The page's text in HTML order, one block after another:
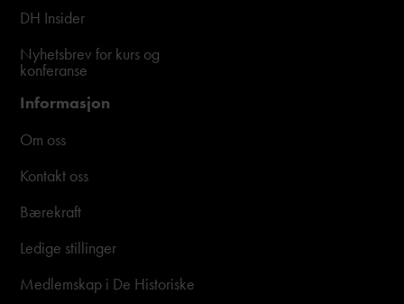
DH Insider
Nyhetsbrev for kurs og
konferanse
Informasjon
Om oss
Kontakt oss
Bærekraft
Ledige stillinger
Medlemskap i De Historiske